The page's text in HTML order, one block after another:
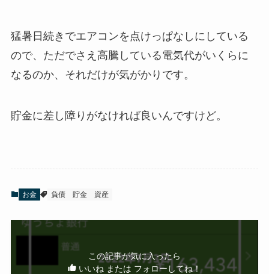
猛暑日続きでエアコンを点けっぱなしにしている
ので、ただでさえ高騰している電気代がいくらに
なるのか、それだけが気がかりです。
貯金に差し障りがなければ良いんですけど。
お金 負債 貯金 資産
この記事が気に入ったら
いいね または フォローしてね！